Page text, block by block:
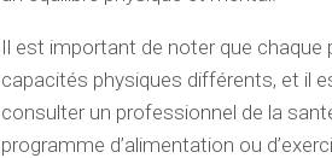
Il est important de noter que
capacités physiques différents, et il
consulter un professionnel de la
programme d’alimentation ou